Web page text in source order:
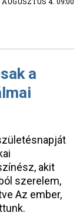
a
akit
szerelem,
Az ember,